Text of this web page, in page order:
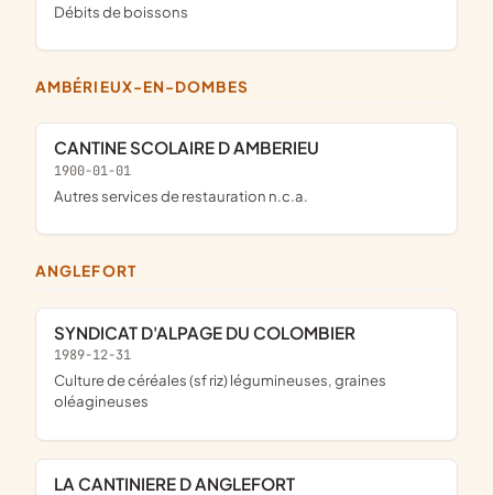
Débits de boissons
AMBÉRIEUX-EN-DOMBES
CANTINE SCOLAIRE D AMBERIEU
1900-01-01
Autres services de restauration n.c.a.
ANGLEFORT
SYNDICAT D'ALPAGE DU COLOMBIER
1989-12-31
Culture de céréales (sf riz) légumineuses, graines
oléagineuses
LA CANTINIERE D ANGLEFORT